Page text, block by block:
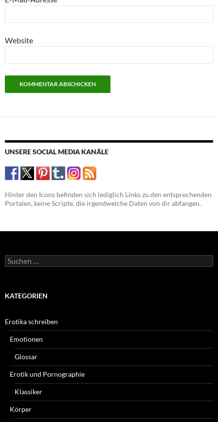
Website
UNSERE SOCIAL MEDIA KANÄLE
Hinter den Icons befinden sich lediglich Links zu den entsprechenden
Portalen, keine Scripte, die irgendwelche Daten von dir abfangen.
Suchen
nach:
KATEGORIEN
Erotika schreiben
Emotionen
Glossar
Erotik und Pornographie
Klassiker
Körper